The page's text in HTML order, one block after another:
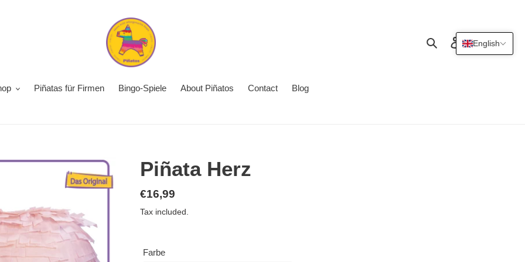
SearchLog inCart
Piñatas für Firmen Bingo-Spiele About Piñatos Contact Blog
Piñata Herz
Regular
price
€16,99
Tax included.
Farbe
English